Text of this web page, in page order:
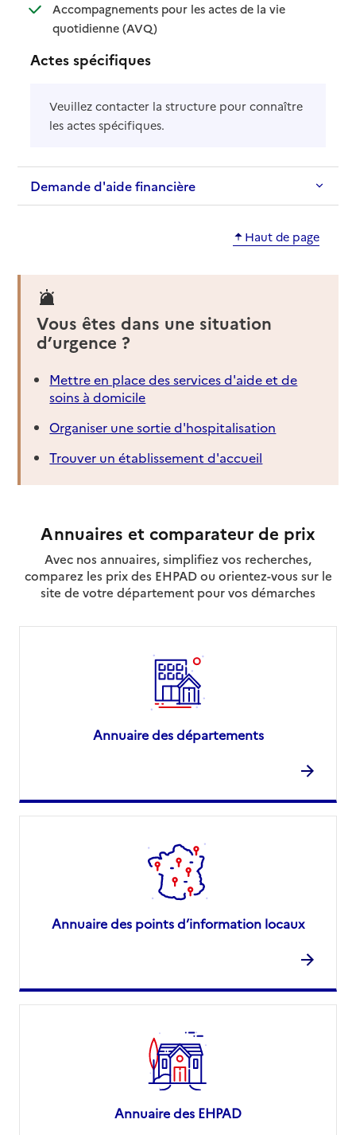
Accompagnements pour les actes de la vie
quotidienne (AVQ): disponible
: non disponible
Actes spécifiques
Veuillez contacter la structure pour connaître
les actes spécifiques.
Demande d'aide financière
Haut de page
Vous êtes dans une situation
d’urgence ?
Mettre en place des services d'aide et de
soins à domicile
Organiser une sortie d'hospitalisation
Trouver un établissement d'accueil
Annuaires et comparateur de prix
Avec nos annuaires, simplifiez vos recherches,
comparez les prix des EHPAD ou orientez-vous sur le
site de votre département pour vos démarches
Annuaire des départements
Annuaire des points d’information locaux
Annuaire des EHPAD